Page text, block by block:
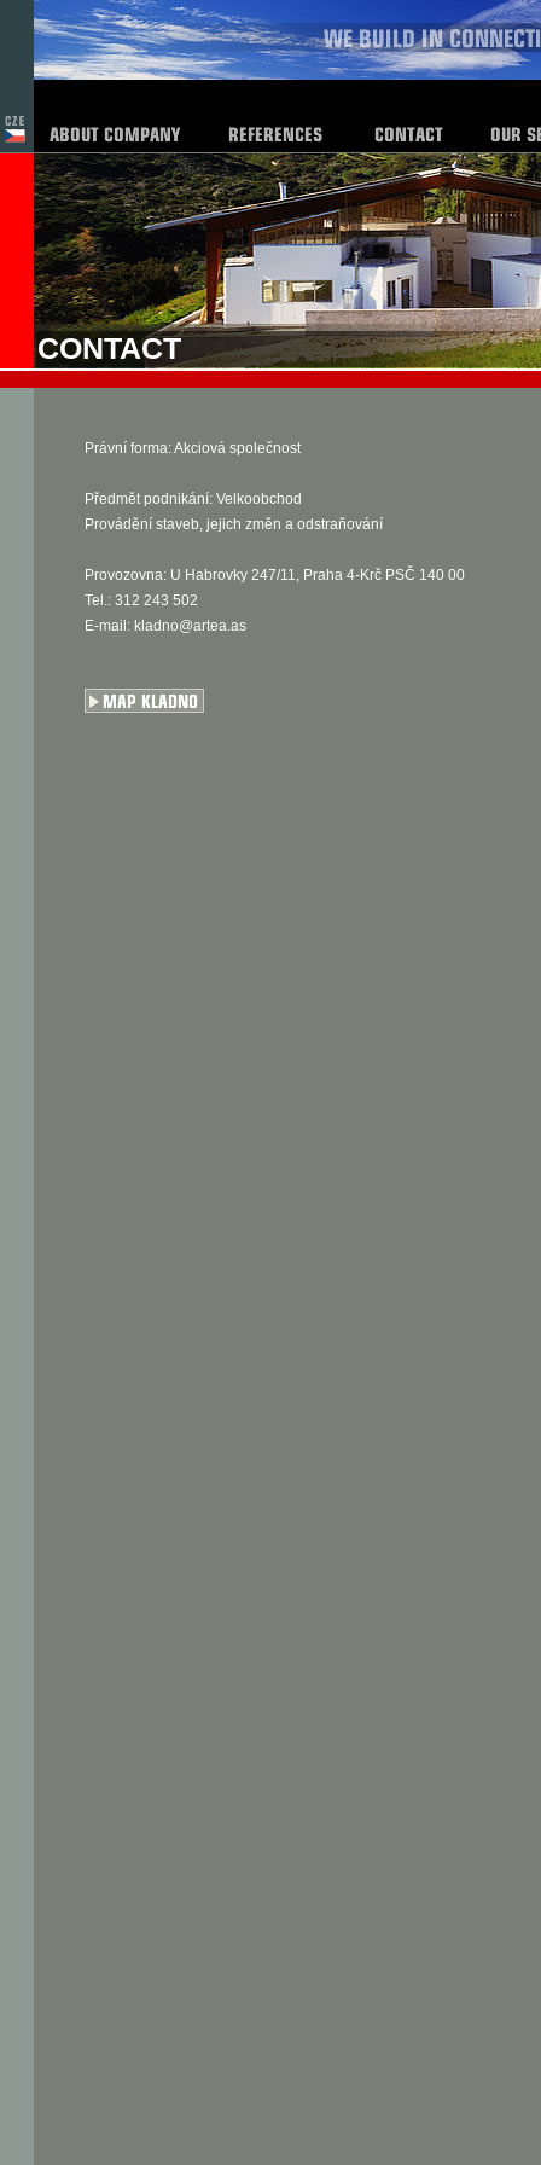
CONTACT
Právní forma: Akciová společnost
Předmět podnikání: Velkoobchod
Provádění staveb, jejich změn a odstraňování
Provozovna: U Habrovky 247/11, Praha 4-Krč PSČ 140 00
Tel.: 312 243 502
E-mail: kladno@artea.as